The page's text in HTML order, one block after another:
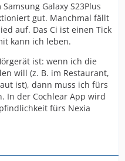
Galaxy S23Plus
gut. Manchmal fällt
auf. Das Ci ist einen Tick
kann ich leben.
ist: wenn ich die
will (z. B. im Restaurant,
ist), dann muss ich fürs
In der Cochlear App wird
fürs Nexia